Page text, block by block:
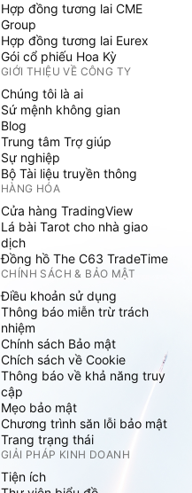
Hợp đồng tương lai CME
Group
Hợp đồng tương lai Eurex
Gói cổ phiếu Hoa Kỳ
GIỚI THIỆU VỀ CÔNG TY
Chúng tôi là ai
Sứ mệnh không gian
Blog
Trung tâm Trợ giúp
Sự nghiệp
Bộ Tài liệu truyền thông
HÀNG HÓA
Cửa hàng TradingView
Lá bài Tarot cho nhà giao
dịch
Đồng hồ The C63 TradeTime
CHÍNH SÁCH & BẢO MẬT
Điều khoản sử dụng
Thông báo miễn trừ trách
nhiệm
Chính sách Bảo mật
Chích sách về Cookie
Thông báo về khả năng truy
cập
Mẹo bảo mật
Chương trình săn lỗi bảo mật
Trang trạng thái
GIẢI PHÁP KINH DOANH
Tiện ích